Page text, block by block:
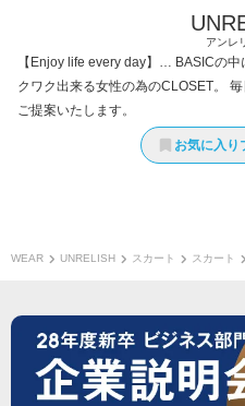
アンレ
【Enjoy life every day】… BASICの
クワク出来る女性の為のCLOSET。
ご提案いたします。
お気に入り
WEAR UNRELISH スカート スカート